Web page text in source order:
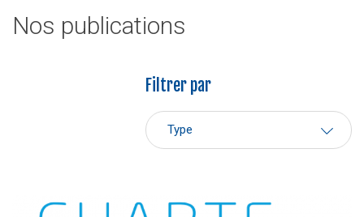
Nos publications
Filtrer par
Type